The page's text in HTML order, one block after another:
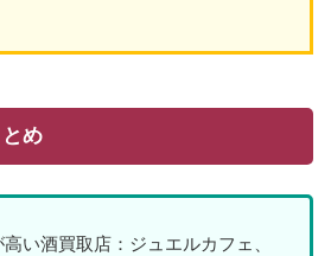
め
い酒買取店：ジュエルカフェ、